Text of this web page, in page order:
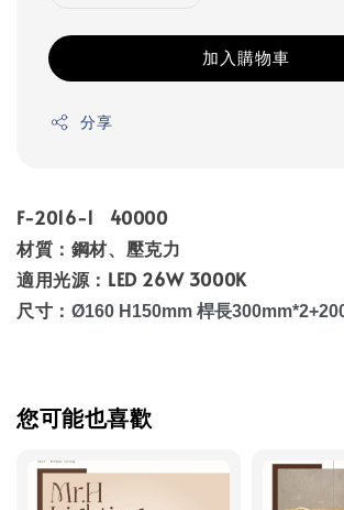
加入購物車
分享
F-2016-1 40000
材質：鋼材、壓克力
適用光源：LED 26W 3000K
尺寸： Ø160 H150mm 桿長
您可能也喜歡